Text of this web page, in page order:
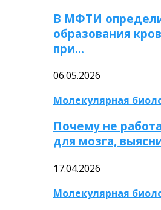
В МФТИ
образования
при…
06.05.2026
Молекулярная
Почему не
для мозга,
17.04.2026
Молекулярная